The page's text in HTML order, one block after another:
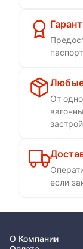
От
если
О Компании